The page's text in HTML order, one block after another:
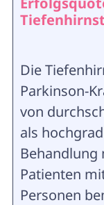
Die
Parkinson-
von
als
Patienten
Personen